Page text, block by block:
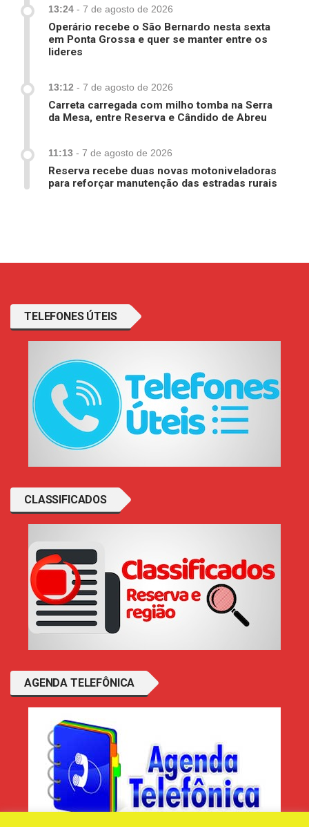
13:24 - 7 de agosto de 2026
Operário recebe o São Bernardo nesta sexta
em Ponta Grossa e quer se manter entre os
lideres
13:12 - 7 de agosto de 2026
Carreta carregada com milho tomba na Serra
da Mesa, entre Reserva e Cândido de Abreu
11:13 - 7 de agosto de 2026
Reserva recebe duas novas motoniveladoras
para reforçar manutenção das estradas rurais
TELEFONES ÚTEIS
CLASSIFICADOS
AGENDA TELEFÔNICA